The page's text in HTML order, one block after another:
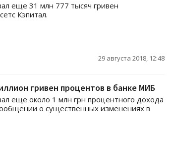
еще 31 млн 777 тысяч гривен
Кэпитал.
29 августа 2018, 12:48
гривен процентов в банке МИБ
еще около 1 млн грн процентного дохода
о существенных изменениях в